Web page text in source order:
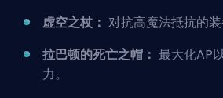
虚空之杖： 对抗高魔法抵抗的装
拉巴顿的死亡之帽： 最大化AP
力。